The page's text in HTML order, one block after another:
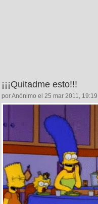
¡¡¡Quitadme esto!!!
por Anónimo el 25 mar 2011, 19:19